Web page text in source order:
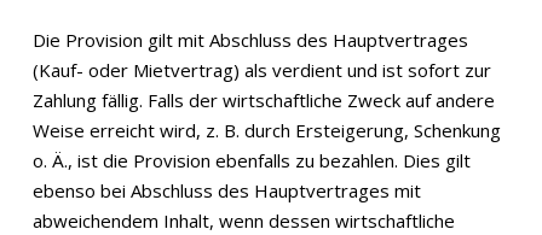
Die Provision gilt mit Abschluss des Hauptvertrages
(Kauf- oder Mietvertrag) als verdient und ist sofort zur
Zahlung fällig. Falls der wirtschaftliche Zweck auf andere
Weise erreicht wird, z. B. durch Ersteigerung, Schenkung
o. Ä., ist die Provision ebenfalls zu bezahlen. Dies gilt
ebenso bei Abschluss des Hauptvertrages mit
abweichendem Inhalt, wenn dessen wirtschaftliche